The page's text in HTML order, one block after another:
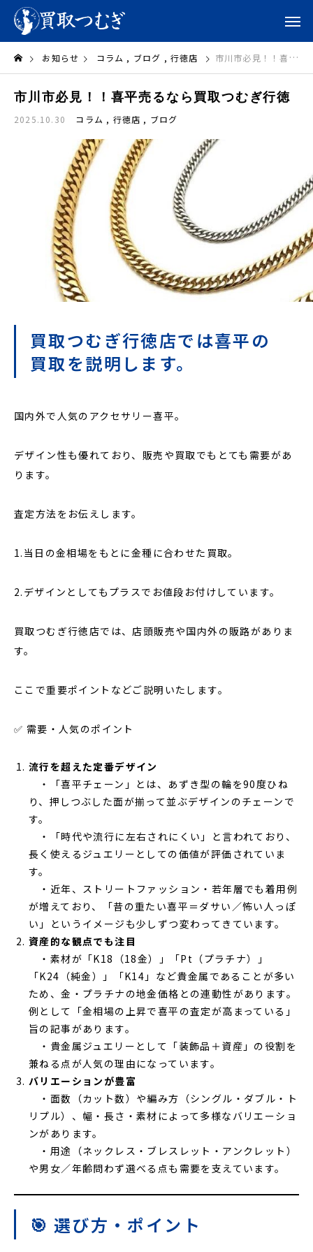
お知らせ コラム ブログ 行徳店 市川市必見！！喜平売るなら買取つむぎ行徳
市川市必見！！喜平売るなら買取つむぎ行徳
2025.10.30 コラム 行徳店 ブログ
買取つむぎ行徳店では喜平の
買取を説明します。
国内外で人気のアクセサリー喜平。
デザイン性も優れており、販売や買取でもとても需要があ
ります。
査定方法をお伝えします。
1.当日の金相場をもとに金種に合わせた買取。
2.デザインとしてもプラスでお値段お付けしています。
買取つむぎ行徳店では、店頭販売や国内外の販路がありま
す。
ここで重要ポイントなどご説明いたします。
✅ 需要・人気のポイント
流行を超えた定番デザイン
・「喜平チェーン」とは、あずき型の輪を90度ひね
り、押しつぶした面が揃って並ぶデザインのチェーンで
す。
・「時代や流行に左右されにくい」と言われており、
長く使えるジュエリーとしての価値が評価されていま
す。
・近年、ストリートファッション・若年層でも着用例
が増えており、「昔の重たい喜平＝ダサい／怖い人っぽ
い」というイメージも少しずつ変わってきています。
資産的な観点でも注目
・素材が「K18（18金）」「Pt（プラチナ）」
「K24（純金）」「K14」など貴金属であることが多い
ため、金・プラチナの地金価格との連動性があります。
例として「金相場の上昇で喜平の査定が高まっている」
旨の記事があります。
・貴金属ジュエリーとして「装飾品＋資産」の役割を
兼ねる点が人気の理由になっています。
バリエーションが豊富
・面数（カット数）や編み方（シングル・ダブル・ト
リプル）、幅・長さ・素材によって多様なバリエーショ
ンがあります。
・用途（ネックレス・ブレスレット・アンクレット）
や男女／年齢問わず選べる点も需要を支えています。
🎯 選び方・ポイント